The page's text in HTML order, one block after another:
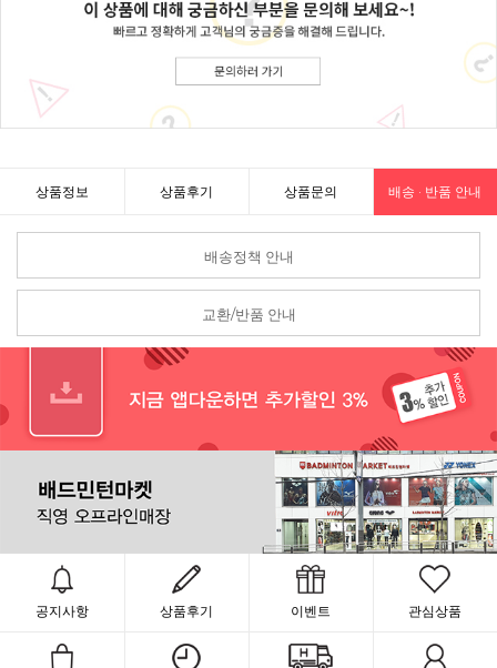
상품정보 상품후기 상품문의 배송 · 반품 안내
배송정책 안내
교환/반품 안내
공지사항 상품후기 이벤트 관심상품